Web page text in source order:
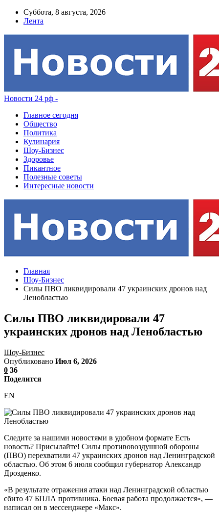
Суббота, 8 августа, 2026
Лента
Новости 24 рф -
Главное сегодня
Общество
Политика
Кулинария
Шоу-Бизнес
Здоровье
Пикантное
Полезные советы
Интересные новости
Главная
Шоу-Бизнес
Силы ПВО ликвидировали 47 украинских дронов над
Ленобластью
Силы ПВО ликвидировали 47
украинских дронов над Ленобластью
Шоу-Бизнес
Опубликовано Июл 6, 2026
0 36
Поделится
EN
Следите за нашими новостями в удобном формате Есть
новость? Присылайте! Силы противовоздушной обороны
(ПВО) перехватили 47 украинских дронов над Ленинградской
областью. Об этом 6 июля сообщил губернатор Александр
Дрозденко.
«В результате отражения атаки над Ленинградской областью
сбито 47 БПЛА противника. Боевая работа продолжается», —
написал он в мессенджере «Макс».